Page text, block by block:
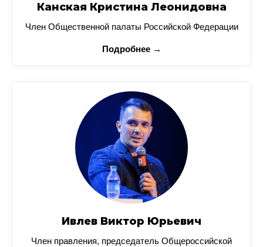
Канская Кристина Леонидовна
Член Общественной палаты Российской Федерации
Подробнее →
Ивлев Виктор Юрьевич
Член правления, председатель Общероссийской